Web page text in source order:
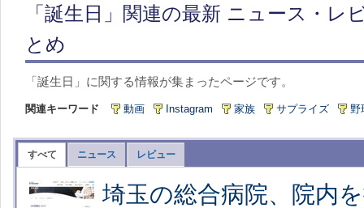
「誕生日」関連の最新 ニュース・レ
とめ
「誕生日」に関する情報が集まったページです。
関連キーワード 動画 Instagram 家族 サプライズ 野
すべて ニュース レビュー
埼玉の総合病院、院内